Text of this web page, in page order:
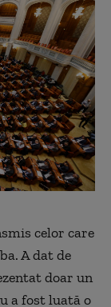
celor care
A dat de
doar un
a fost luată o